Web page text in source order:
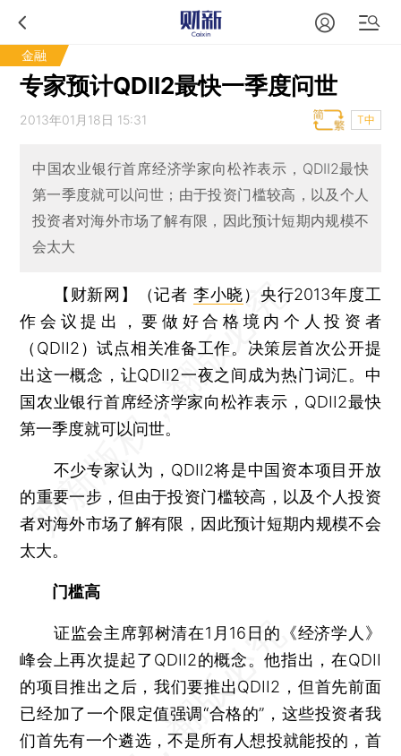
金融
专家预计QDII2最快一季度问世
2013年01月18日 15:31 T中
中国农业银行首席经济学家向松祚表示，QDII2最快
第一季度就可以问世；由于投资门槛较高，以及个人
投资者对海外市场了解有限，因此预计短期内规模不
会太大
【财新网】（记者 李小晓） 央行2013年度工
作会议提出，要做好合格境内个人投资者
（QDII2）试点相关准备工作。决策层首次公开提
出这一概念，让QDII2一夜之间成为热门词汇。中
国农业银行首席经济学家向松祚表示，QDII2最快
第一季度就可以问世。
不少专家认为，QDII2将是中国资本项目开放
的重要一步，但由于投资门槛较高，以及个人投资
者对海外市场了解有限，因此预计短期内规模不会
太大。
门槛高
证监会主席郭树清在1月16日的《经济学人》
峰会上再次提起了QDII2的概念。他指出，在QDII
的项目推出之后，我们要推出QDII2，但首先前面
已经加了一个限定值强调“合格的”，这些投资者我
们首先有一个遴选，不是所有人想投就能投的，首